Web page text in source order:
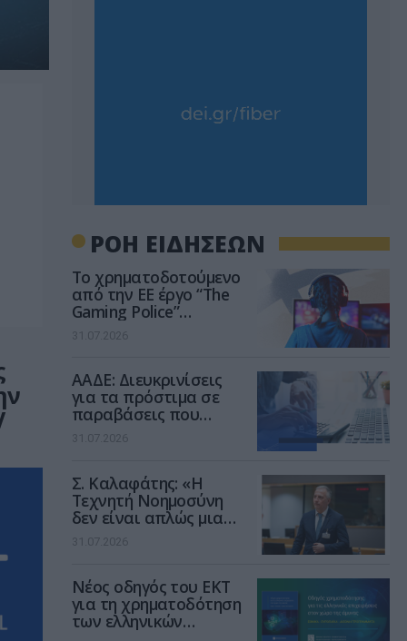
ΡΟΗ ΕΙΔΗΣΕΩΝ
Το χρηματοδοτούμενο
από την ΕΕ έργο “The
Gaming Police”
ενισχύει την ασφάλεια
των παιδιών στο
31.07.2026
ΑΑΔΕ: Διευκρινίσεις
για τα πρόστιμα σε
παραβάσεις που
αφορούν τους ΦΗΜ
31.07.2026
Σ. Καλαφάτης: «Η
Τεχνητή Νοημοσύνη
δεν είναι απλώς μια
νέα τεχνολογία, είναι
μια νέα βιομηχανική
31.07.2026
Νέος οδηγός του ΕΚΤ
για τη χρηματοδότηση
των ελληνικών